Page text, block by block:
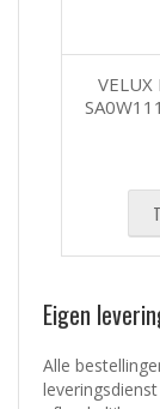
VELUX
Eigen
Alle